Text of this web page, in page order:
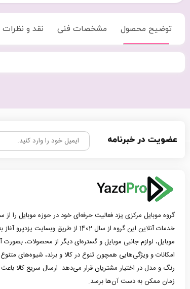
توضیح محصول مشخصات فنی نقد و نظرات
عضویت در خبرنامه
خدمات آنلاین این گروه از سال 1402 از
موبایل، لوازم جانبی موبایل و گستره‌ای دیگر از محصولات،
امکانات و ویژگی‌هایی همچون تنوع در کالا و برند، شیوه‌های
رنگ و مدل در اختیار مشتریان قرار می‌دهد. ارسال سریع کالا
زمان ممکن به دست آن‌ها برسد.